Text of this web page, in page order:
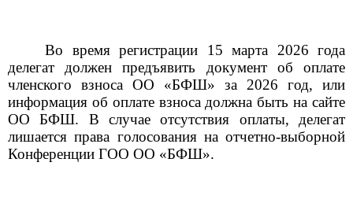
Во время регистрации 15 марта 2026 года
делегат должен предъявить документ об оплате
членского взноса ОО «БФШ» за 2026 год, или
информация об оплате взноса должна быть на сайте
ОО БФШ. В случае отсутствия оплаты, делегат
лишается права голосования на отчетно-выборной
Конференции ГОО ОО «БФШ».